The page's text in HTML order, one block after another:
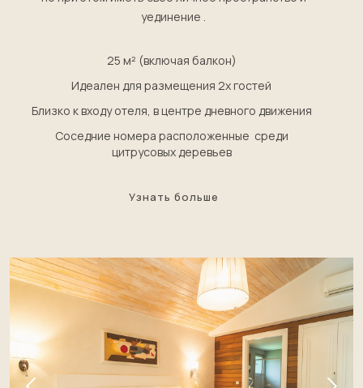
уединение .
25 м² (включая балкон)
Идеален для размещения 2х гостей
Близко к входу отеля, в центре дневного движения
Соседние номера расположенные среди
цитрусовых деревьев
Узнать больше